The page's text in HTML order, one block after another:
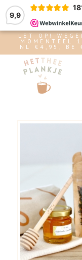
9,9
LET OP!
MOMENTEEL
NL €4,95, BE